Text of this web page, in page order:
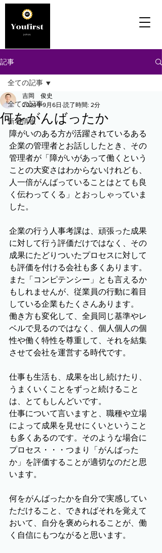
記事
全ての記事
新着情報
全ての記事
何をがんばったか
吉岡 俊史
2024年9月6日 読了時間: 2分
障がいのある方が活躍されているある
企業の管理者とお話ししたとき、その
管理者が「障がいがあって働くという
ことの大変さはわからないけれども、
人一倍がんばっていることはとても良
く伝わってくる」とおっしゃっていま
した。
企業の行う人事考課は、頑張った成果
に対して行う評価だけではなく、その
成果にたどりついたプロセスに対して
も評価を付ける会社も多くあります。
また「コンピテンシー」とも言えるか
もしれませんが、従業員の行動に着目
している企業もたくさんあります。
働き方も変化して、全員同じ基準やレ
ベルで見るのではなく、個人個人の個
性や働く特性を尊重して、それを結集
させて会社を運営する時代です。
仕事も生活も、成果を出し続けたり、
うまくいくことをずっと続けること
は、とてもしんどいです。
仕事について言いますと、職種や立場
によって成果を見せにくいということ
も多くあるのです。そのような場合に
プロセス・・・つまり「がんばった
か」を評価することが適切なのだと思
います。
何をがんばったかを自分で実感してい
ただけること、できればそれを覚えて
おいて、自分を褒められることが、働
く自信にもつながると思います。